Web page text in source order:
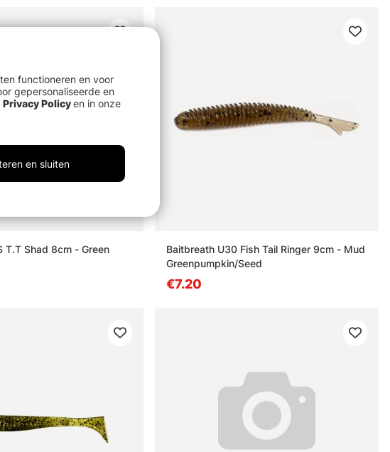
T.T Shad 8cm - Green
Baitbreath U30 Fish Tail Ringer 9cm - Mud
Greenpumpkin/Seed
€7.20
functioneren en voor
gepersonaliseerde en
Privacy Policy en in onze
en sluiten